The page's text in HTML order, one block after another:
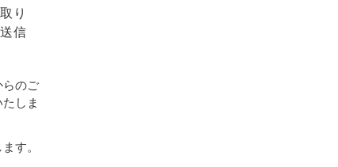
り
信
らのご
しま
す。